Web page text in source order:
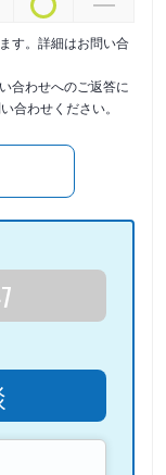
す。詳細はお問い合
合わせへのご返答に
合わせください。